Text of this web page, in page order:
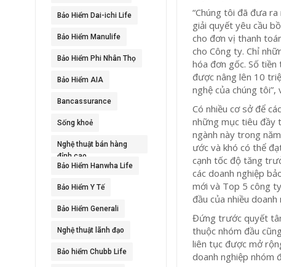
Bảo Hiểm Dai-ichi Life
Bảo Hiểm Manulife
Bảo Hiểm Phi Nhân Thọ
Bảo Hiểm AIA
Bancassurance
Sống khoẻ
Nghệ thuật bán hàng
đỉnh cao
Bảo Hiểm Hanwha Life
Bảo Hiểm Y Tế
Bảo Hiểm Generali
Nghệ thuật lãnh đạo
Bảo hiểm Chubb Life
“Chúng tôi đã đưa ra
giải quyết yêu cầu
cho đơn vị thanh
cho Công ty. Chỉ
hóa đơn gốc. Số
được nâng lên 10
nghệ của chúng
Có nhiều cơ sở để
những mục tiêu đầy
ngành này trong
ước và khó có thể
cạnh tốc độ tăng
các doanh nghiệp
mới và Top 5 công
đầu của nhiều
Đứng trước quyết
thuộc nhóm đầu
liên tục được mở
doanh nghiệp nhóm